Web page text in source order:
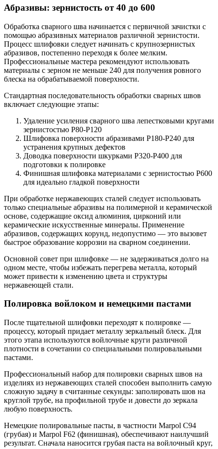
Абразивы: зернистость от 40 до 600
Обработка сварного шва начинается с первичной зачистки с
помощью абразивных материалов различной зернистости.
Процесс шлифовки следует начинать с крупнозернистых
абразивов, постепенно переходя к более мелким.
Профессиональные мастера рекомендуют использовать
материалы с зерном не меньше 240 для получения ровного
блеска на обрабатываемой поверхности.
Стандартная последовательность обработки сварных швов
включает следующие этапы:
Удаление усиления сварного шва лепестковыми кругами
зернистостью P80-P120
Шлифовка поверхности абразивами P180-P240 для
устранения крупных дефектов
Доводка поверхности шкурками P320-P400 для
подготовки к полировке
Финишная шлифовка материалами с зернистостью P600
для идеально гладкой поверхности
При обработке нержавеющих сталей следует использовать
только специальные абразивы на полимерной и керамической
основе, содержащие оксид алюминия, цирконий или
керамические искусственные минералы. Применение
абразивов, содержащих корунд, недопустимо — это вызовет
быстрое образование коррозии на сварном соединении.
Основной совет при шлифовке — не задерживаться долго на
одном месте, чтобы избежать перегрева металла, который
может привести к изменению цвета и структуры
нержавеющей стали.
Полировка войлоком и немецкими пастами
После тщательной шлифовки переходят к полировке —
процессу, который придает металлу зеркальный блеск. Для
этого этапа используются войлочные круги различной
плотности в сочетании со специальными полировальными
пастами.
Профессиональный набор для полировки сварных швов на
изделиях из нержавеющих сталей способен выполнить самую
сложную задачу в считанные секунды: заполировать шов на
круглой трубе, на профильной трубе и довести до зеркала
любую поверхность.
Немецкие полировальные пасты, в частности Marpol C94
(грубая) и Marpol F62 (финишная), обеспечивают наилучший
результат. Сначала наносится грубая паста на войлочный круг,